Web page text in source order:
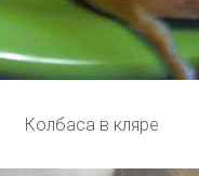
Колбаса в кляре